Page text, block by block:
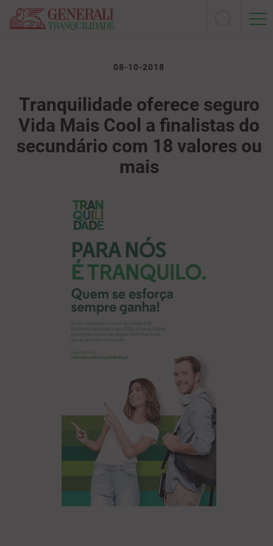
08-10-2018
Tranquilidade oferece seguro
Vida Mais Cool a finalistas do
secundário com 18 valores ou
mais